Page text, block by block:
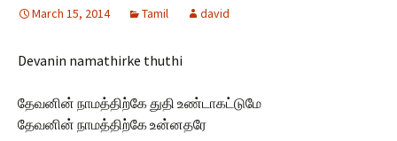
March 15, 2014 Tamil david
Devanin namathirke thuthi
தேவனின் நாமத்திற்கே துதி உண்டாகட்டுமே
தேவனின் நாமத்திற்கே உன்னதரே